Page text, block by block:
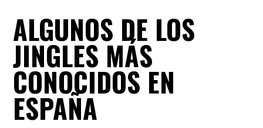
ALGUNOS DE LOS
JINGLES MÁS
CONOCIDOS EN
ESPAÑA